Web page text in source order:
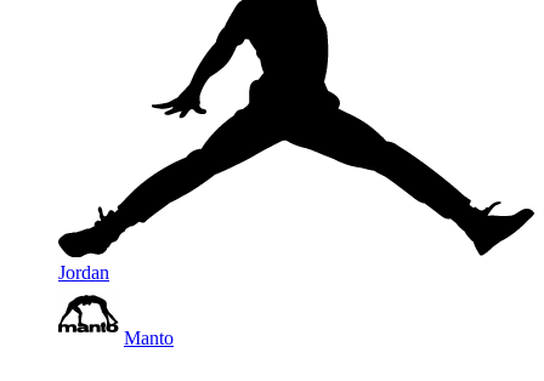
Jordan
Manto